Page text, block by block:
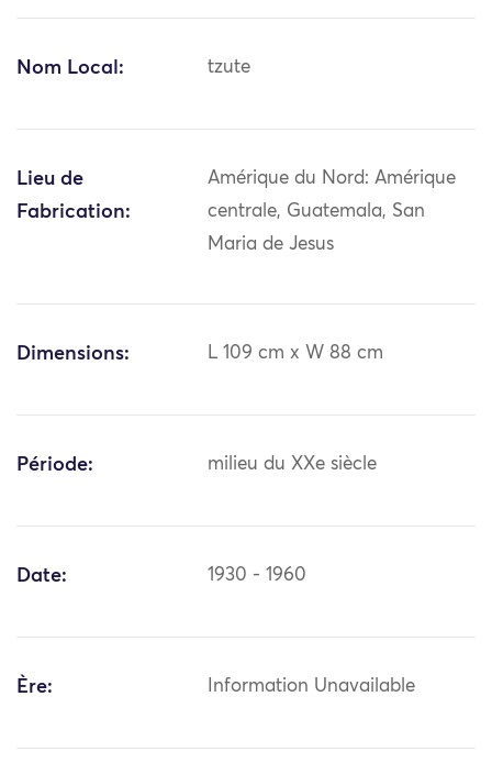
Nom Local: tzute
Lieu de
Fabrication:
Amérique du Nord: Amérique
centrale, Guatemala, San
Maria de Jesus
Dimensions: L 109 cm x W 88 cm
Période: milieu du XXe siècle
Date: 1930 - 1960
Ère: Information Unavailable